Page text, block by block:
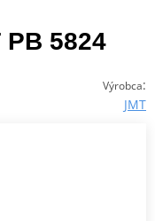
5824
Výrobca:
JMT